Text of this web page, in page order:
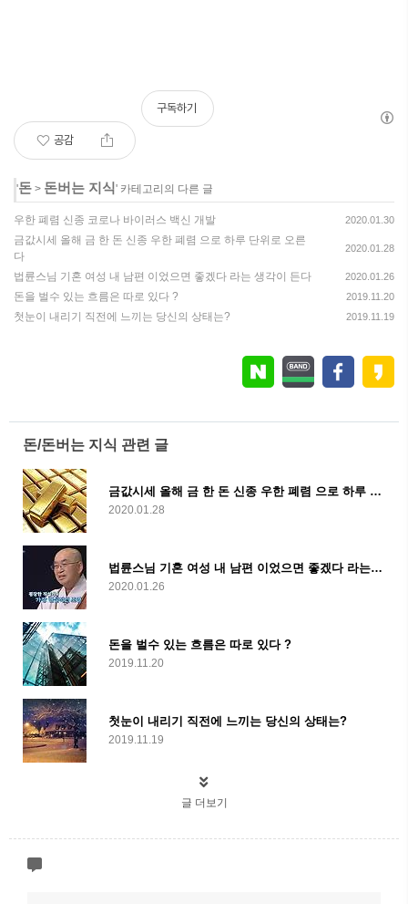
공감
구독하기
'돈 > 돈버는 지식' 카테고리의 다른 글
우한 폐렴 신종 코로나 바이러스 백신 개발 2020.01.30
금값시세 올해 금 한 돈 신종 우한 폐렴 으로 하루 단위로 오른
다
2020.01.28
법륜스님 기혼 여성 내 남편 이었으면 좋겠다 라는 생각이 든다 2020.01.26
돈을 벌수 있는 흐름은 따로 있다 ? 2019.11.20
첫눈이 내리기 직전에 느끼는 당신의 상태는? 2019.11.19
돈/돈버는 지식 관련 글
금값시세 올해 금 한 돈 신종 우한 폐렴 으로 하루 단위로 오른다
2020.01.28
법륜스님 기혼 여성 내 남편 이었으면 좋겠다 라는 생각이 든다
2020.01.26
돈을 벌수 있는 흐름은 따로 있다 ?
2019.11.20
첫눈이 내리기 직전에 느끼는 당신의 상태는?
2019.11.19
글 더보기